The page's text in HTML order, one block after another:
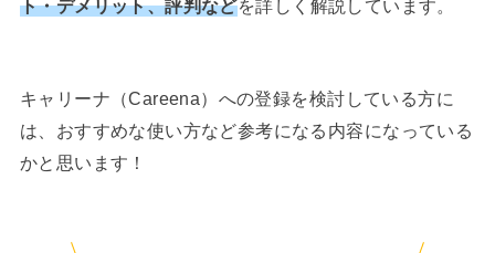
ト・デメリット、評判などを詳しく解説しています。
キャリーナ（Careena）への登録を検討している方に
は、おすすめな使い方など参考になる内容になっている
かと思います！